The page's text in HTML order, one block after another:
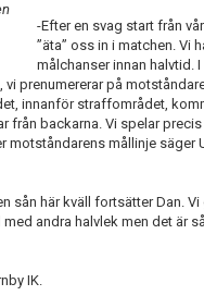
-Efter en svag start från
”äta” oss in i matchen. Vi
målchanser innan halvtid.
prenumererar på
innanför straffområdet,
från backarna. Vi spelar
motståndarens mållinje säger
sån här kväll fortsätter Dan. Vi
andra halvlek men det är
IK.